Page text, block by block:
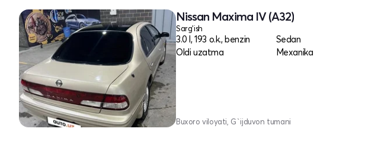
Nissan Maxima IV (A32)
Sarg'ish
3.0 l, 193 o.k., benzin
Sedan
Oldi uzatma
Mexanika
Buxoro viloyati, G`ijduvon tumani